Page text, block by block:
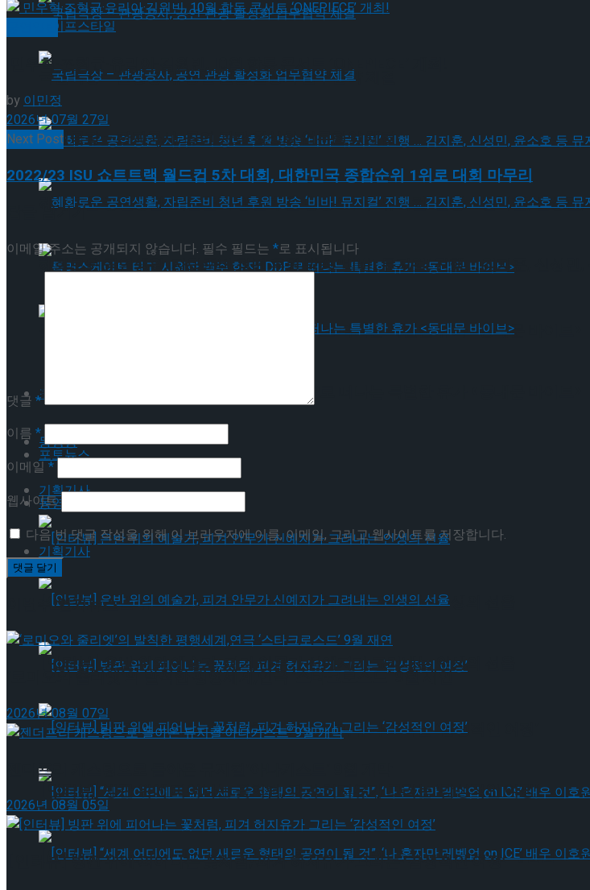
국립극장 – 관광공사, 공연 관광 활성화 업무협약 체결
혜화로운 공연생활, 자립준비 청년 후원 방송 ‘비바! 뮤지컬’ 진행 … 김지훈, 신성민
롤러스케이트 타고 시원한 맥주 한잔! DDP로 떠나는 특별한 휴가 <동대문 바이브>
포토뉴스
동영상
기획기사
[인터뷰] 은반 위의 예술가, 피겨 안무가 신예지가 그려내는 인생의 선율
[인터뷰] 빙판 위에 피어나는 꽃처럼, 피겨 허지유가 그리는 ‘감성적인 여정’
[인터뷰] “세계 어디에도 없던 새로운 형태의 공연이 될 것”, ‘나 혼자만 레벨업 on
라이프스타일
국립극장 – 관광공사, 공연 관광 활성화 업무협약 체결
혜화로운 공연생활, 자립준비 청년 후원 방송 ‘비바! 뮤지컬’ 진행 … 김지훈, 신성민
롤러스케이트 타고 시원한 맥주 한잔! DDP로 떠나는 특별한 휴가 <동대문 바이브>
포토뉴스
동영상
기획기사
[인터뷰] 은반 위의 예술가, 피겨 안무가 신예지가 그려내는 인생의 선율
[인터뷰] 빙판 위에 피어나는 꽃처럼, 피겨 허지유가 그리는 ‘감성적인 여정’
민우혁·조형균·유리아·김원빈, 10월 합동 콘서트 ‘ONEPIECE’ 개최!
by이민정
2026년 07월 27일
Next Post
2022/23 ISU 쇼트트랙 월드컵 5차 대회, 대한민국 종합순위 1위로 대회 마무리
답글 남기기
이메일 주소는 공개되지 않습니다. 필수 필드는 *로 표시됩니다
댓글 *
이름 *
이메일*
웹사이트
다음 번 댓글 작성을 위해 이 브라우저에 이름, 이메일, 그리고 웹사이트를 저장합니다.
이번주 인기뉴스
‘로미오와 줄리엣’의 발칙한 평행세계,연극 ‘스타크로스드’ 9월 재연
2026년 08월 07일
젠더프리 캐스팅으로 돌아온 뮤지컬’아나키스트’ 9월 개막
2026년 08월 05일
[인터뷰] 빙판 위에 피어나는 꽃처럼, 피겨 허지유가 그리는 ‘감성적인 여정’